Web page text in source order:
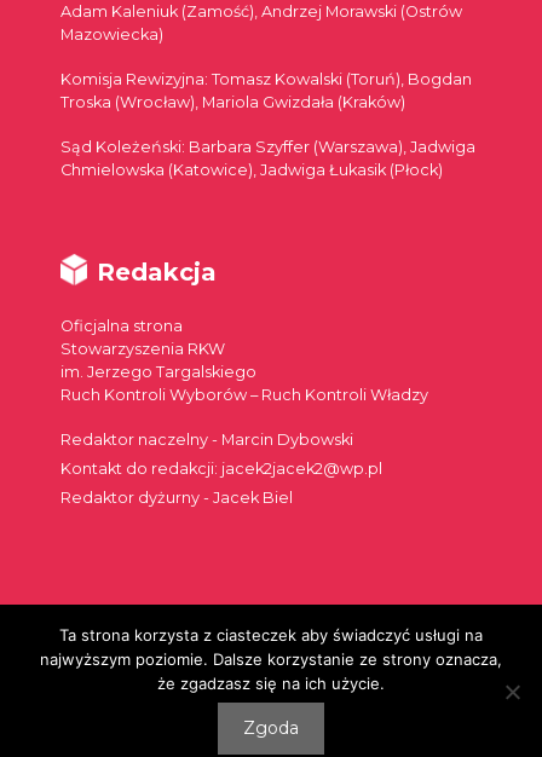
Adam Kaleniuk (Zamość), Andrzej Morawski (Ostrów
Mazowiecka)
Komisja Rewizyjna: Tomasz Kowalski (Toruń), Bogdan
Troska (Wrocław), Mariola Gwizdała (Kraków)
Sąd Koleżeński: Barbara Szyffer (Warszawa), Jadwiga
Chmielowska (Katowice), Jadwiga Łukasik (Płock)
Redakcja
Oficjalna strona
Stowarzyszenia RKW
im. Jerzego Targalskiego
Ruch Kontroli Wyborów – Ruch Kontroli Władzy
Redaktor naczelny - Marcin Dybowski
Kontakt do redakcji: jacek2jacek2@wp.pl
Redaktor dyżurny - Jacek Biel
Szukaj:
© 2026
Ta strona korzysta z ciasteczek aby świadczyć usługi na
najwyższym poziomie. Dalsze korzystanie ze strony oznacza,
że zgadzasz się na ich użycie.
Zgoda